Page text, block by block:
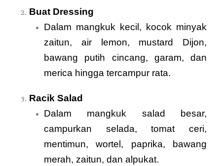
Buat Dressing
Dalam mangkuk kecil, kocok minyak
zaitun, air lemon, mustard Dijon,
bawang putih cincang, garam, dan
merica hingga tercampur rata.
Racik Salad
Dalam mangkuk salad besar,
campurkan selada, tomat ceri,
mentimun, wortel, paprika, bawang
merah, zaitun, dan alpukat.